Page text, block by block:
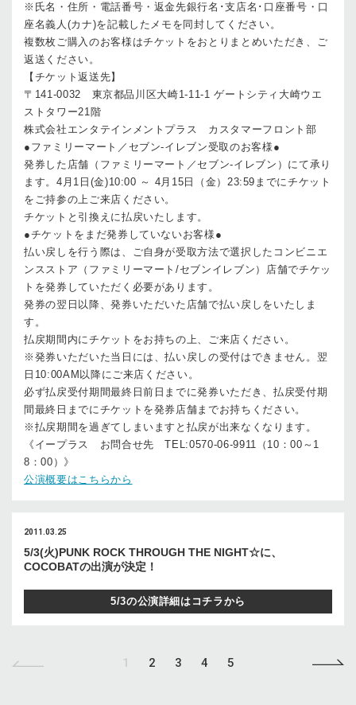
※氏名・住所・電話番号・返金先銀行名･支店名･口座番号・口
座名義人(カナ)を記載したメモを同封してください。
複数枚ご購入のお客様はチケットをおとりまとめいただき、ご
返送ください。
【チケット返送先】
〒141-0032 東京都品川区大崎1-11-1 ゲートシティ大崎ウエ
ストタワー21階
株式会社エンタテインメントプラス カスタマーフロント部
●ファミリーマート／セブン-イレブン受取のお客様●
発券した店舗（ファミリーマート／セブン-イレブン）にて承り
ます。4月1日(金)10:00 ～ 4月15日（金）23:59までにチケット
をご持参の上ご来店ください。
チケットと引換えに払戻いたします。
●チケットをまだ発券していないお客様●
払い戻しを行う際は、ご自身が受取方法で選択したコンビニエ
ンスストア（ファミリーマート/セブンイレブン）店舗でチケッ
トを発券していただく必要があります。
発券の翌日以降、発券いただいた店舗で払い戻しをいたしま
す。
払戻期間内にチケットをお持ちの上、ご来店ください。
※発券いただいた当日には、払い戻しの受付はできません。翌
日10:00AM以降にご来店ください。
必ず払戻受付期間最終日前日までに発券いただき、払戻受付期
間最終日までにチケットを発券店舗までお持ちください。
※払戻期間を過ぎてしまいますと払戻が出来なくなります。
《イープラス お問合せ先 TEL:0570-06-9911（10：00～1
8：00）》
公演概要はこちらから
2011.03.25
5/3(火)PUNK ROCK THROUGH THE NIGHT☆に、
COCOBATの出演が決定！
5/3の公演詳細はコチラから
1 2 3 4 5